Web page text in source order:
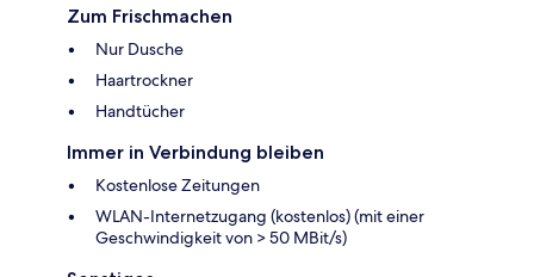
Zum Frischmachen
Nur Dusche
Haartrockner
Handtücher
Immer in Verbindung bleiben
Kostenlose Zeitungen
WLAN-Internetzugang (kostenlos) (mit einer
Geschwindigkeit von > 50 MBit/s)